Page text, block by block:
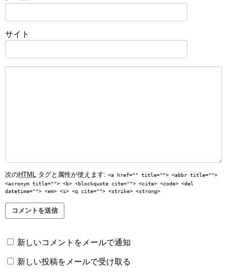
サイト
次のHTML タグと属性が使えます: <a href="" title=""> <abbr title="">
<acronym title=""> <b> <blockquote cite=""> <cite> <code> <del
datetime=""> <em> <i> <q cite=""> <strike> <strong>
新しいコメントをメールで通知
新しい投稿をメールで受け取る